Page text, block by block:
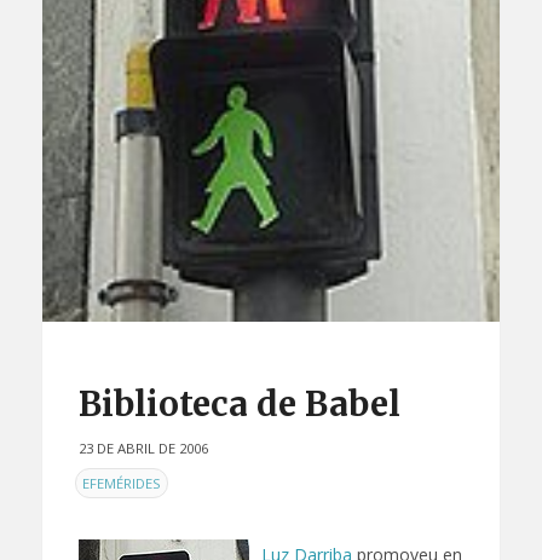
Biblioteca de Babel
23 DE ABRIL DE 2006
ENEFEMÉRIDES
Luz Darriba promoveu en